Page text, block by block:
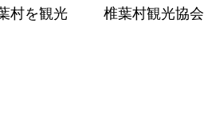
村を観光 椎葉村観光協会